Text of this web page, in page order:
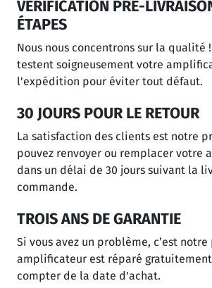
VÉRIFICATION PRÉ-
ÉTAPES
Nous nous concentrons sur la qualité
testent soigneusement votre
l'expédition pour éviter tout défaut.
30 JOURS POUR LE RETOUR
La satisfaction des clients est notre
pouvez renvoyer ou remplacer votre
dans un délai de 30 jours suivant la
commande.
TROIS ANS DE GARANTIE
Si vous avez un problème, c’est
amplificateur est réparé
compter de la date d'achat.